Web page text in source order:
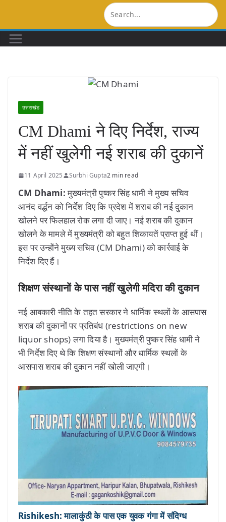
content
उत्तराखंड
CM Dhami ने दिए निर्देश, राज्य
में नहीं खुलेगी नई शराब की दुकानें
11 April 2025 Surbhi Gupta2 min read
CM Dhami:मुख्यमंत्री पुष्कर सिंह धामी ने मुख्य सचिव
आनंद वर्द्धन को निर्देश दिए कि प्रदेश में शराब की नई दुकान
खोलने पर फिलहाल रोक लगा दी जाए। नई शराब की दुकान
खोलने के मामले में मुख्यमंत्री को बहुत शिकायतें प्राप्त हुई थीं।
इस पर उन्होंने मुख्य सचिव (CM Dhami) को कार्रवाई के
निर्देश दिए हैं।
शिक्षण संस्थानों के पास नहीं खुलेगी मदिरा की दुकान
नई आबकारी नीति के तहत सरकार ने धार्मिक स्थलों के आसपास
शराब की दुकानों पर प्रतिबंध (restrictions on new
liquor shops) लगा दिया है। मुख्यमंत्री पुष्कर सिंह धामी ने
भी निर्देश दिए थे कि शिक्षण संस्थानों और धार्मिक स्थलों के
आसपास शराब की दुकान नहीं खोली जाएगी।
Rishikesh: मालाकुंठी के पास एक युवक गंगा में संदिग्ध